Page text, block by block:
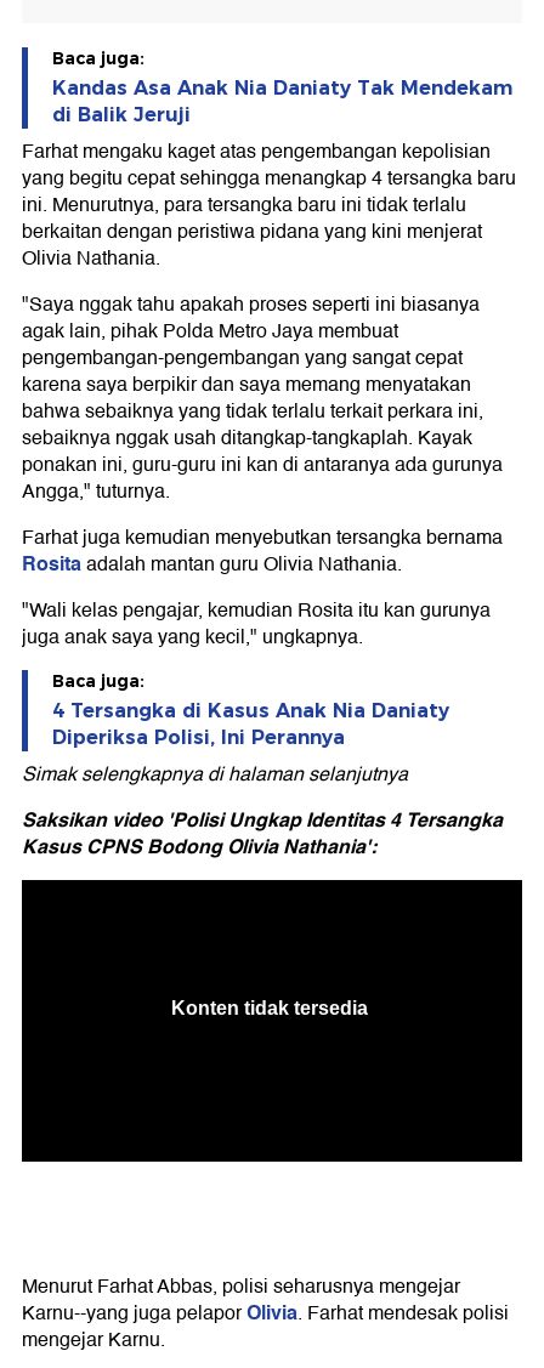
Baca juga:
Kandas Asa Anak Nia Daniaty Tak Mendekam
di Balik Jeruji
Farhat mengaku kaget atas pengembangan kepolisian
yang begitu cepat sehingga menangkap 4 tersangka baru
ini. Menurutnya, para tersangka baru ini tidak terlalu
berkaitan dengan peristiwa pidana yang kini menjerat
Olivia Nathania.
"Saya nggak tahu apakah proses seperti ini biasanya
agak lain, pihak Polda Metro Jaya membuat
pengembangan-pengembangan yang sangat cepat
karena saya berpikir dan saya memang menyatakan
bahwa sebaiknya yang tidak terlalu terkait perkara ini,
sebaiknya nggak usah ditangkap-tangkaplah. Kayak
ponakan ini, guru-guru ini kan di antaranya ada gurunya
Angga," tuturnya.
Farhat juga kemudian menyebutkan tersangka bernama
Rositaadalah mantan guru Olivia Nathania.
"Wali kelas pengajar, kemudian Rosita itu kan gurunya
juga anak saya yang kecil," ungkapnya.
Baca juga:
4 Tersangka di Kasus Anak Nia Daniaty
Diperiksa Polisi, Ini Perannya
Simak selengkapnya di halaman selanjutnya
Saksikan video 'Polisi Ungkap Identitas 4 Tersangka
Kasus CPNS Bodong Olivia Nathania':
Menurut Farhat Abbas, polisi seharusnya mengejar
Karnu--yang juga pelaporOlivia. Farhat mendesak polisi
mengejar Karnu.